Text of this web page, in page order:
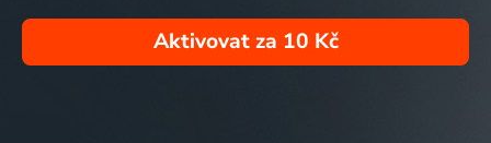
Aktivovat za 10 Kč